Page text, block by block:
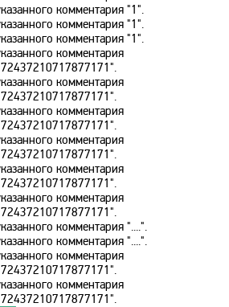
комментария "1".
комментария "1".
комментария "1".
комментария
комментария
комментария
комментария
комментария
комментария
комментария "....".
комментария "....".
комментария
комментария